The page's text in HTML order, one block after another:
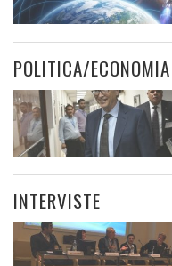
POLITICA/ECONOMIA
INTERVISTE